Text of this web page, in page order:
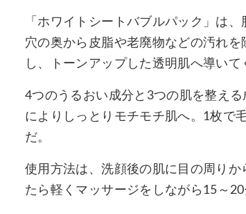
「ホワイトシートバブルパック」は
穴の奥から皮脂や老廃物などの汚れ
し、トーンアップした透明肌へ導いて
4つのうるおい成分と3つの肌を整え
によりしっとりモチモチ肌へ。1枚で
だ。
使用方法は、洗顔後の肌に目の周り
たら軽くマッサージをしながら15～